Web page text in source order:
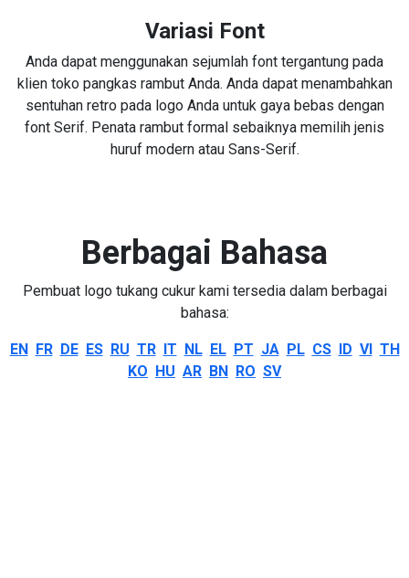
Variasi Font
Anda dapat menggunakan sejumlah font tergantung pada
klien toko pangkas rambut Anda. Anda dapat menambahkan
sentuhan retro pada logo Anda untuk gaya bebas dengan
font Serif. Penata rambut formal sebaiknya memilih jenis
huruf modern atau Sans-Serif.
Berbagai Bahasa
Pembuat logo tukang cukur kami tersedia dalam berbagai
bahasa:
EN FR DE ES RU TR IT NL EL PT JA PL CS ID VI TH
KO HU AR BN RO SV